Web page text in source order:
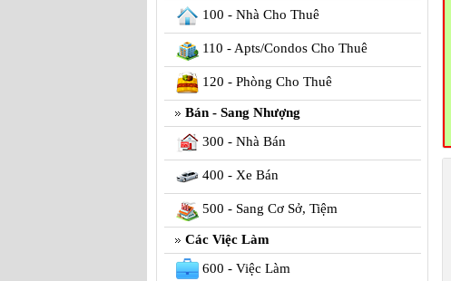
100 - Nhà Cho Thuê
110 - Apts/Condos Cho Thuê
120 - Phòng Cho Thuê
Bán - Sang Nhượng
300 - Nhà Bán
400 - Xe Bán
500 - Sang Cơ Sở, Tiệm
Các Việc Làm
600 - Việc Làm